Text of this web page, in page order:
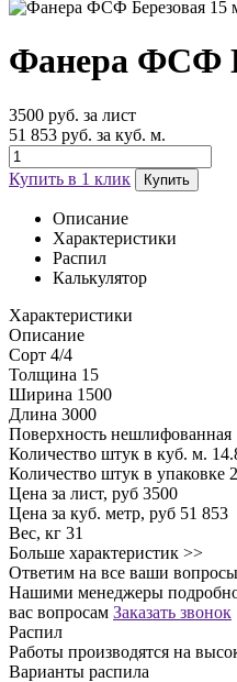
Фанера ФСФ
3500 руб. за лист
51 853 руб. за куб. м.
Купить в 1 клик Купить
Описание
Характеристики
Распил
Калькулятор
Характеристики
Описание
Сорт 4/4
Толщина 15
Ширина 1500
Длина 3000
Поверхность нешлифованная
Количество штук в куб. м.
Количество штук в упаковке
Цена за лист, руб 3500
Цена за куб. метр, руб 51 853
Вес, кг 31
Больше характеристик >>
Ответим на все ваши вопросы
Нашими менеджеры подробно
вас вопросам Заказать звонок
Распил
Работы производятся на
Варианты распила